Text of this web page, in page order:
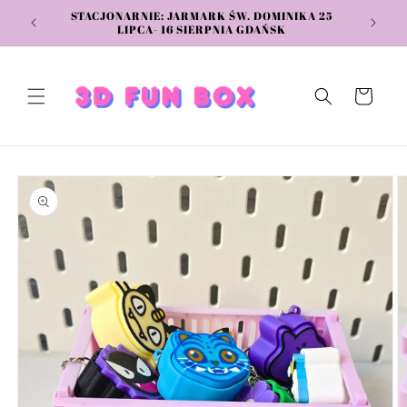
do
STACJONARNIE: JARMARK ŚW. DOMINIKA 25
LIPCA- 16 SIERPNIA GDAŃSK
Koszyk
przejść do
informacji
o
produkcie